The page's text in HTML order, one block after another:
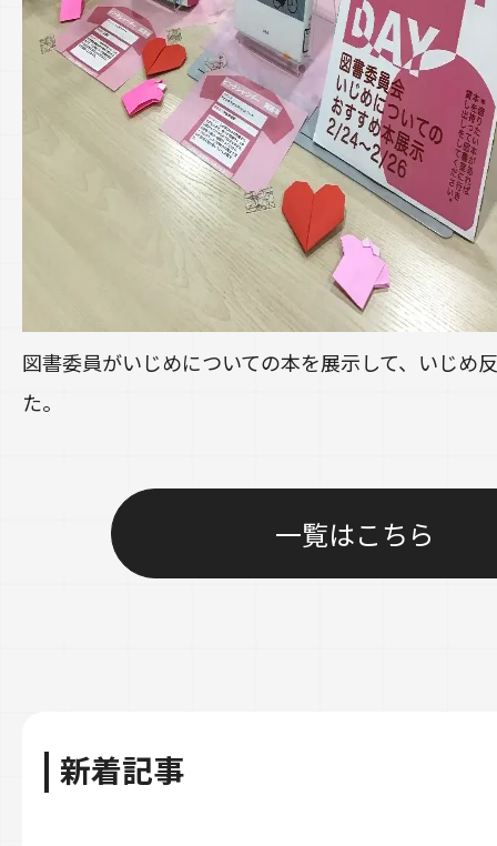
図書委員がいじめについての本を展示して、いじめ
た。
一覧はこちら
新着記事